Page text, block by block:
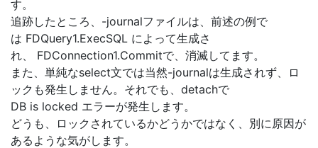
す。
追跡したところ、-journalファイルは、前述の例で
は FDQuery1.ExecSQL によって生成さ
れ、 FDConnection1.Commitで、消滅してます。
また、単純なselect文では当然-journalは生成されず、ロ
ックも発生しません。それでも、detachで
DB is locked エラーが発生します。
どうも、ロックされているかどうかではなく、別に原因が
あるような気がします。